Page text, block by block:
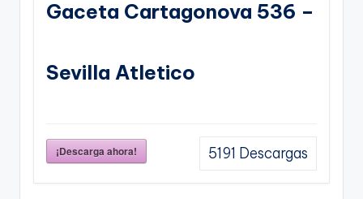
Gaceta Cartagonova 536 –
Sevilla Atletico
¡Descarga ahora! 5191 Descargas